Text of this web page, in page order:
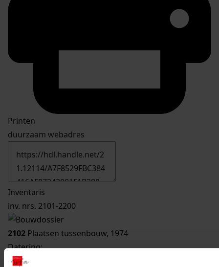
Printen
duurzaam webadres
Inventaris
inv. nrs. 2101-2200
2102 Plaatsen tussenbouw, 1974
Datering:
1974